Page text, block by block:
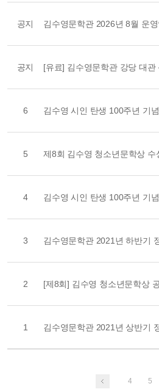
공지 김수영문학관 2026년 8월 운영
공지 [유료] 김수영문학관 강당 대관
6
5
4
3
2
1
4 5